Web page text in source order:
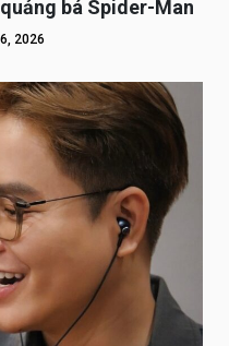
bá Spider-Man
2026